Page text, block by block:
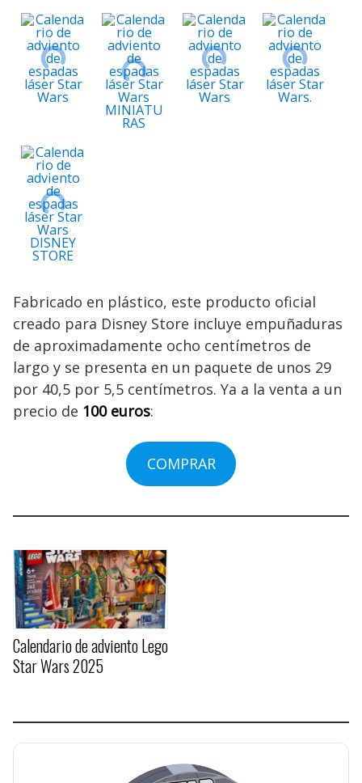
Fabricado en plástico, este producto oficial
creado para Disney Store incluye empuñaduras
de aproximadamente ocho centímetros de
largo y se presenta en un paquete de unos 29
por 40,5 por 5,5 centímetros. Ya a la venta a un
precio de 100 euros:
COMPRAR
Calendario de adviento Lego
Star Wars 2025